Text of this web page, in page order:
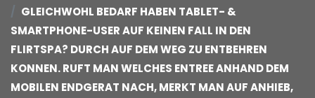
GLEICHWOHL BEDARF HABEN TABLET- &
SMARTPHONE-USER AUF KEINEN FALL IN DEN
FLIRTSPA? DURCH AUF DEM WEG ZU ENTBEHREN
KONNEN. RUFT MAN WELCHES ENTREE ANHAND DEM
MOBILEN ENDGERAT NACH, MERKT MAN AUF ANHIEB,